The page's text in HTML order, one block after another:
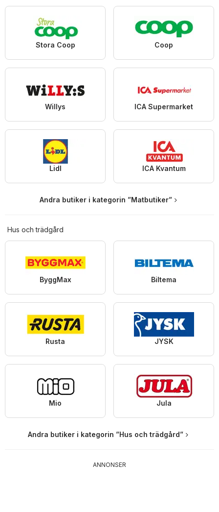
Stora Coop Coop
Willys ICA Supermarket
Lidl ICA Kvantum
Andra butiker i kategorin ”Matbutiker”
Hus och trädgård
ByggMax Biltema
Rusta JYSK
Mio Jula
Andra butiker i kategorin ”Hus och trädgård”
ANNONSER